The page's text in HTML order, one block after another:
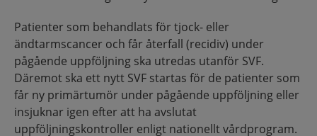
Patienter som behandlats för tjock- eller
ändtarmscancer och får återfall (recidiv) under
pågående uppföljning ska utredas utanför SVF.
Däremot ska ett nytt SVF startas för de patienter som
får ny primärtumör under pågående uppföljning eller
insjuknar igen efter att ha avslutat
uppföljningskontroller enligt nationellt vårdprogram.